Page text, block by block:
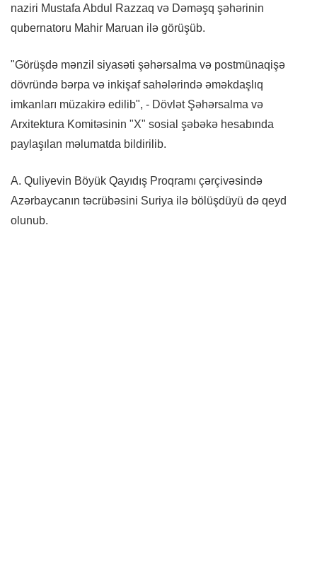
naziri Mustafa Abdul Razzaq və Dəməşq şəhərinin
qubernatoru Mahir Maruan ilə görüşüb.
"Görüşdə mənzil siyasəti şəhərsalma və postmünaqişə
dövründə bərpa və inkişaf sahələrində əməkdaşlıq
imkanları müzakirə edilib", - Dövlət Şəhərsalma və
Arxitektura Komitəsinin "X" sosial şəbəkə hesabında
paylaşılan məlumatda bildirilib.
A. Quliyevin Böyük Qayıdış Proqramı çərçivəsində
Azərbaycanın təcrübəsini Suriya ilə bölüşdüyü də qeyd
olunub.